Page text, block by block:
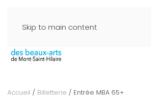
Skip to main content
Accueil / Billetterie / Entrée MBA 65+